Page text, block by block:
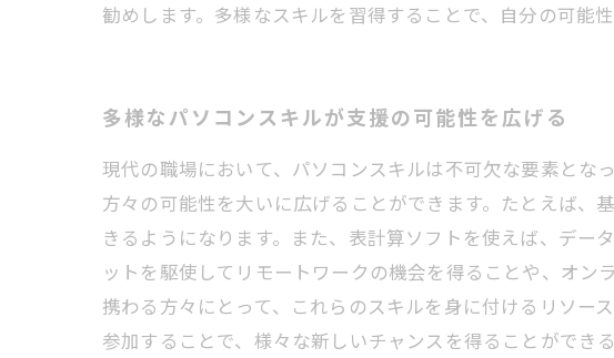
勧めします。多様なスキルを習得することで、自分の可能
多様なパソコンスキルが支援の可能性を広げる
現代の職場において、パソコンスキルは不可欠な要素とな
方々の可能性を大いに広げることができます。たとえば、
きるようになります。また、表計算ソフトを使えば、デー
ットを駆使してリモートワークの機会を得ることや、オ
携わる方々にとって、これらのスキルを身に付けるリソー
参加することで、様々な新しいチャンスを得ることができる